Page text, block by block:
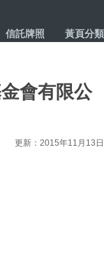
信託牌照 黃頁分類
會有限公
更新：2015年11月13日